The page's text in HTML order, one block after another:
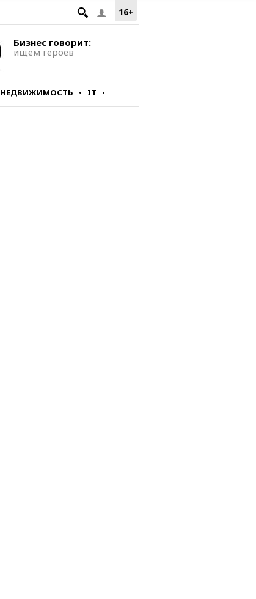
16+
Бизнес говорит:
ищем героев
НЕДВИЖИМОСТЬ IT